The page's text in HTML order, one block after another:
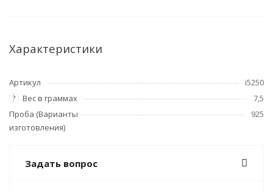
Характеристики
Артикул i5250
? Вес в граммах
7,5
Проба (Варианты
изготовления)
925
Задать вопрос